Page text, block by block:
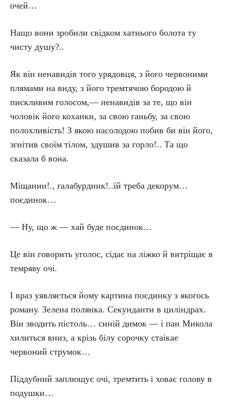
очей…
Нащо вони зробили свідком хатнього болота ту
чисту душу?..
Як він ненавидів того урядовця, з його червоними
плямами на виду, з його тремтячою бородою й
пискливим голосом,— ненавидів за те, що він
чоловік його коханки, за свою ганьбу, за свою
полохливість! З якою насолодою побив би він його,
згнітив своїм тілом, здушив за горло!.. Та що
сказала б вона.
Міщанин!., галабурдник!..їй треба декорум…
поєдинок…
— Ну, що ж — хай буде поєдинок…
Це він говорить уголос, сідає на ліжко й витріщає в
темряву очі.
І враз уявляється йому картина поєдинку з якогось
роману. Зелена полянка. Секунданти в циліндрах.
Він зводить пістоль… синій димок — і пан Микола
хилиться вниз, а крізь білу сорочку стаікае
червоний струмок…
Піддубний заплющує очі, тремтить і ховає голову в
подушки…